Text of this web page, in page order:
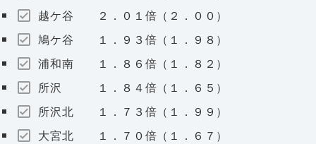
越ケ谷 ２．０１倍（２．００）
鳩ケ谷 １．９３倍（１．９８）
浦和南 １．８６倍（１．８２）
所沢 １．８４倍（１．６５）
所沢北 １．７３倍（１．９９）
大宮北 １．７０倍（１．６７）